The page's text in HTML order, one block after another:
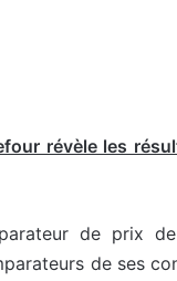
révèle les
de prix
de ses